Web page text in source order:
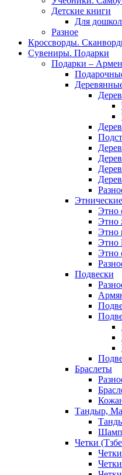
Детские книги
Для
Разное
Кроссворды.
Сувениры. Подарки
Подарки –
Этно
Этно
Этно
Этно
Этно
Подвески
Браслеты
Тандыр,
Четки